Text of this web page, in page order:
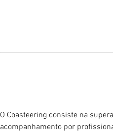
O Coasteering consiste na
acompanhamento por